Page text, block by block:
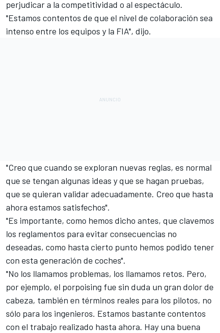
perjudicar a la competitividad o al espectáculo.
"Estamos contentos de que el nivel de colaboración sea
intenso entre los equipos y la FIA", dijo.
"Creo que cuando se exploran nuevas reglas, es normal
que se tengan algunas ideas y que se hagan pruebas,
que se quieran validar adecuadamente. Creo que hasta
ahora estamos satisfechos".
"Es importante, como hemos dicho antes, que clavemos
los reglamentos para evitar consecuencias no
deseadas, como hasta cierto punto hemos podido tener
con esta generación de coches".
"No los llamamos problemas, los llamamos retos. Pero,
por ejemplo, el porpoising fue sin duda un gran dolor de
cabeza, también en términos reales para los pilotos, no
sólo para los ingenieros. Estamos bastante contentos
con el trabajo realizado hasta ahora. Hay una buena